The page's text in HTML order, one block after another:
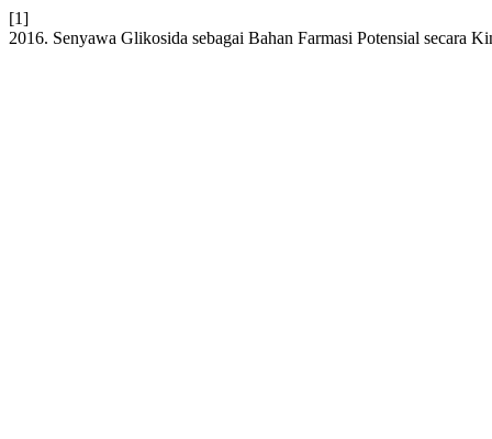
[1]
2016. Senyawa Glikosida sebagai Bahan Farmasi Potensial secara